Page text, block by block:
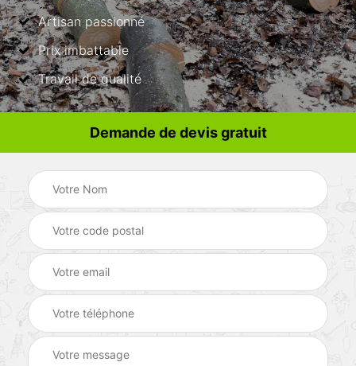
Artisan passionné
Prix imbattable
Travail de qualité
Demande de devis gratuit